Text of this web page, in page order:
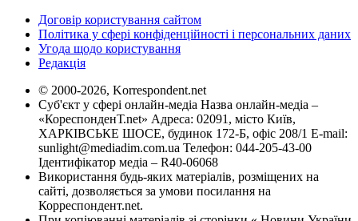
Договір користування сайтом
Політика у сфері конфіденційності і персональних даних
Угода щодо користування
Редакція
© 2000-2026, Korrespondent.net
Суб'єкт у сфері онлайн-медіа Назва онлайн-медіа –
«КореспонденТ.net» Адреса: 02091, місто Київ,
ХАРКІВСЬКЕ ШОСЕ, будинок 172-Б, офіс 208/1 E-mail:
sunlight@mediadim.com.ua Телефон: 044-205-43-00
Ідентифікатор медіа – R40-06068
Використання будь-яких матеріалів, розміщених на
сайті, дозволяється за умови посилання на
Корреспондент.net.